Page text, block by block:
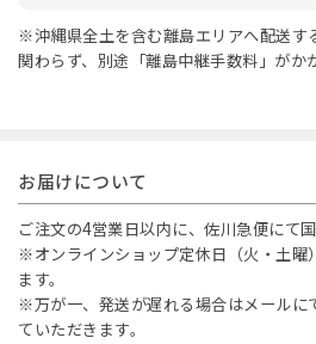
※沖縄県全土を含む離島エリアへ配送す
関わらず、別途「離島中継手数料」がか
お届けについて
ご注文の4営業日以内に、佐川急便にて
※オンラインショップ定休日（火・土曜
ます。
※万が一、発送が遅れる場合はメールに
ていただきます。